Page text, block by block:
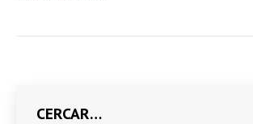
CERCAR…